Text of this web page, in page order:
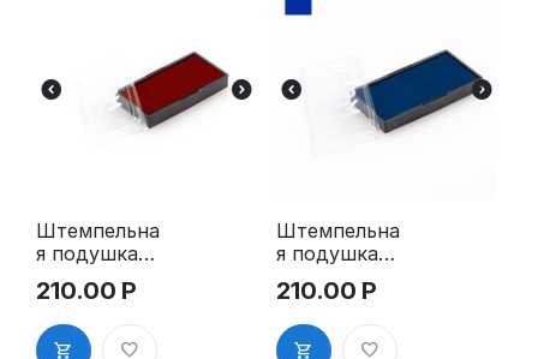
Штемпельна
я подушка
для GRM
4913 Plus,
GRM 40 Plus
210.00 Р
Штемпельна
я подушка
для GRM
4913 Plus,
GRM 40
Plus, синяя
210.00 Р